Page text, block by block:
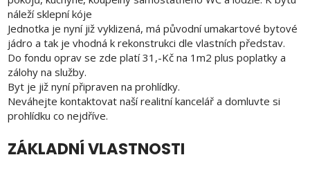
náleží sklepní kóje
Jednotka je nyní již vyklizená, má původní umakartové bytové
jádro a tak je vhodná k rekonstrukci dle vlastních představ.
Do fondu oprav se zde platí 31,-Kč na 1m2 plus poplatky a
zálohy na služby.
Byt je již nyní připraven na prohlídky.
Neváhejte kontaktovat naší realitní kancelář a domluvte si
prohlídku co nejdříve.
ZÁKLADNÍ VLASTNOSTI